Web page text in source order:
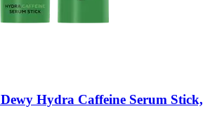
Dewy Hydra Caffeine Serum Stick,